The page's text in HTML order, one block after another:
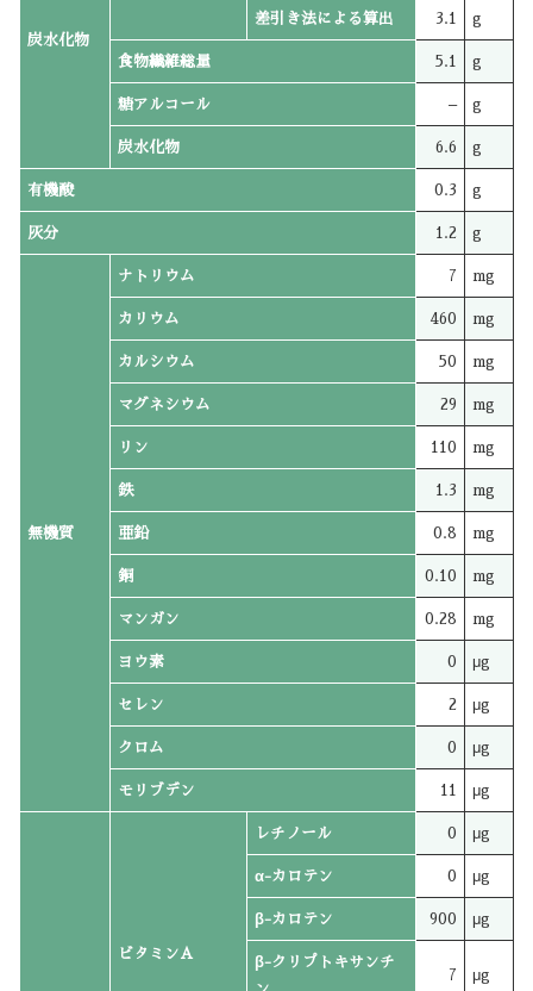
炭水化物
差引き法による算出 3.1 g
食物繊維総量 5.1 g
糖アルコール – g
炭水化物 6.6 g
有機酸 0.3 g
灰分 1.2 g
無機質
ナトリウム 7 mg
カリウム 460 mg
カルシウム 50 mg
マグネシウム 29 mg
リン 110 mg
鉄 1.3 mg
亜鉛 0.8 mg
銅 0.10 mg
マンガン 0.28 mg
ヨウ素 0 μg
セレン 2 μg
クロム 0 μg
モリブデン 11 μg
ビタミンA
レチノール 0 μg
α-カロテン 0 μg
β-カロテン 900 μg
β-クリプトキサンチ
7 μg